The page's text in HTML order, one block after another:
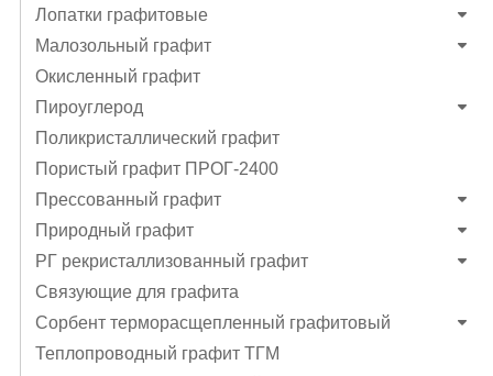
Лопатки графитовые
Малозольный графит
Окисленный графит
Пироуглерод
Поликристаллический графит
Пористый графит ПРОГ-2400
Прессованный графит
Природный графит
РГ рекристаллизованный графит
Связующие для графита
Сорбент терморасщепленный графитовый
Теплопроводный графит ТГМ